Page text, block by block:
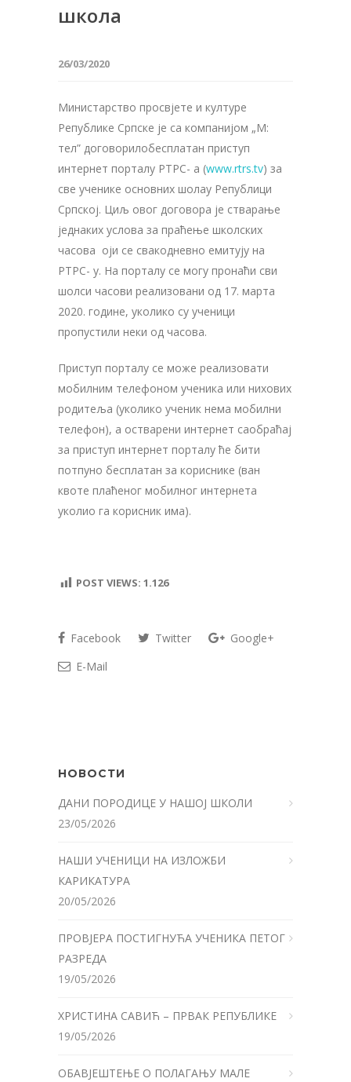
школа
26/03/2020
Министарство просвјете и културе
Републике Српске је са компанијом „М:
тел” договорилобесплатан приступ
интернет порталу РТРС- а (www.rtrs.tv) за
све ученике основних шолау Републици
Српској. Циљ овог договора је стварање
једнаких услова за праћење школских
часова оји се свакодневно емитују на
РТРС- у. На порталу се могу пронаћи сви
шолси часови реализовани од 17. марта
2020. године, уколико су ученици
пропустили неки од часова.
Приступ порталу се може реализовати
мобилним телефоном ученика или нихових
родитеља (уколико ученик нема мобилни
телефон), а остварени интернет саобраћај
за приступ интернет порталу ће бити
потпуно бесплатан за кориснике (ван
квоте плаћеног мобилног интернета
уколио га корисник има).
POST VIEWS: 1.126
Facebook Twitter
Google+
E-Mail
НОВОСТИ
ДАНИ ПОРОДИЦЕ У НАШОЈ ШКОЛИ
23/05/2026
НАШИ УЧЕНИЦИ НА ИЗЛОЖБИ
КАРИКАТУРА
20/05/2026
ПРОВЈЕРА ПОСТИГНУЋА УЧЕНИКА ПЕТОГ
РАЗРЕДА
19/05/2026
ХРИСТИНА САВИЋ – ПРВАК РЕПУБЛИКЕ
19/05/2026
ОБАВЈЕШТЕЊЕ О ПОЛАГАЊУ МАЛЕ